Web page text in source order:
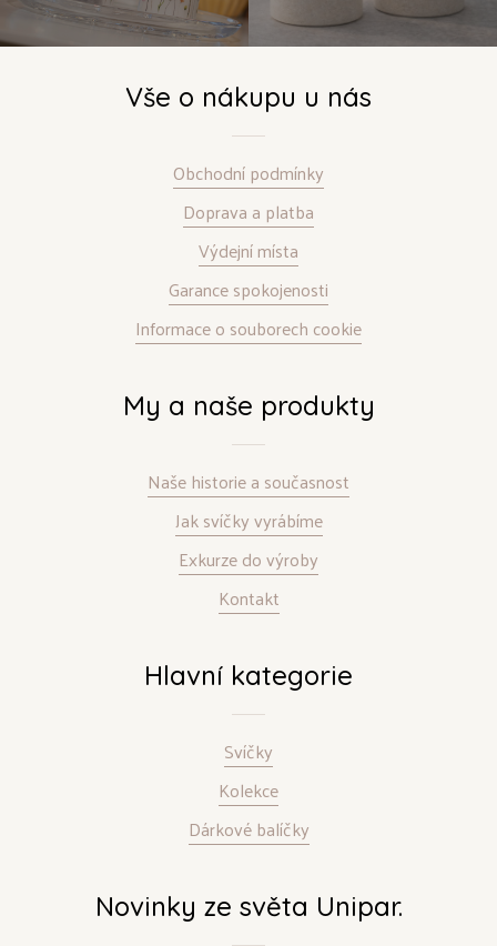
Vše o nákupu u nás
Obchodní podmínky
Doprava a platba
Výdejní místa
Garance spokojenosti
Informace o souborech cookie
My a naše produkty
Naše historie a současnost
Jak svíčky vyrábíme
Exkurze do výroby
Kontakt
Hlavní kategorie
Svíčky
Kolekce
Dárkové balíčky
Novinky ze světa Unipar.